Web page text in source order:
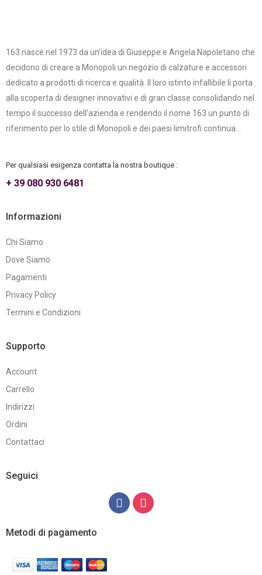
163 nasce nel 1973 da un’idea di Giuseppe e Angela Napoletano che
decidono di creare a Monopoli un negozio di calzature e accessori
dedicato a prodotti di ricerca e qualità. Il loro istinto infallibile li porta
alla scoperta di designer innovativi e di gran classe consolidando nel
tempo il successo dell’azienda e rendendo il nome 163 un punto di
riferimento per lo stile di Monopoli e dei paesi limitrofi continua...
Per qualsiasi esigenza contatta la nostra boutique :
+ 39 080 930 6481
Informazioni
Chi Siamo
Dove Siamo
Pagamenti
Privacy Policy
Termini e Condizioni
Supporto
Account
Carrello
Indirizzi
Ordini
Contattaci
Seguici
Metodi di pagamento